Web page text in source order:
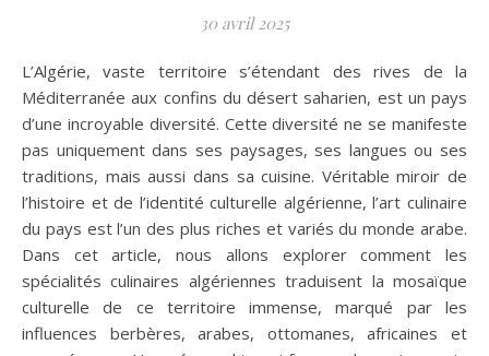
30 avril 2025
L’Algérie, vaste territoire s’étendant des rives de la
Méditerranée aux confins du désert saharien, est un pays
d’une incroyable diversité. Cette diversité ne se manifeste
pas uniquement dans ses paysages, ses langues ou ses
traditions, mais aussi dans sa cuisine. Véritable miroir de
l’histoire et de l’identité culturelle algérienne, l’art culinaire
du pays est l’un des plus riches et variés du monde arabe.
Dans cet article, nous allons explorer comment les
spécialités culinaires algériennes traduisent la mosaïque
culturelle de ce territoire immense, marqué par les
influences berbères, arabes, ottomanes, africaines et